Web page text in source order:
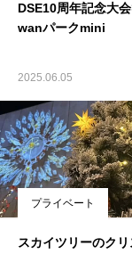
DSE10周年記念大
wanパークmini
2025.06.05
プライベート
スカイツリーのク